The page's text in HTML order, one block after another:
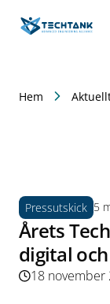
Hem
Pressutskick 5
Årets
digital
18 november